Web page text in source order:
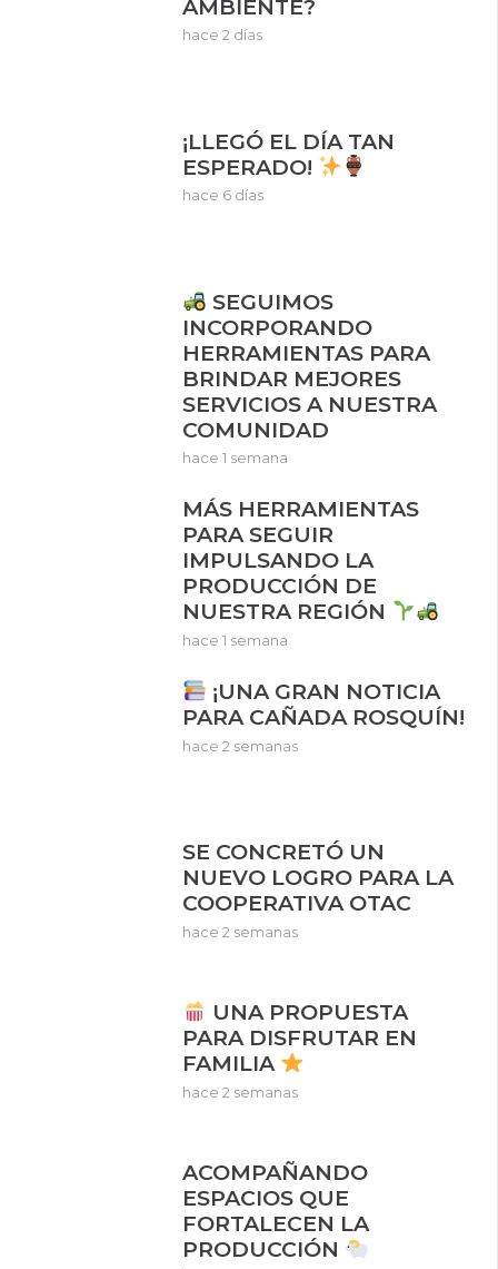
AMBIENTE?
hace 2 días
¡LLEGÓ EL DÍA TAN
ESPERADO!
hace 6 días
SEGUIMOS
INCORPORANDO
HERRAMIENTAS PARA
BRINDAR MEJORES
SERVICIOS A NUESTRA
COMUNIDAD
hace 1 semana
MÁS HERRAMIENTAS
PARA SEGUIR
IMPULSANDO LA
PRODUCCIÓN DE
NUESTRA REGIÓN
hace 1 semana
¡UNA GRAN NOTICIA
PARA CAÑADA ROSQUÍN!
hace 2 semanas
SE CONCRETÓ UN
NUEVO LOGRO PARA LA
COOPERATIVA OTAC
hace 2 semanas
UNA PROPUESTA
PARA DISFRUTAR EN
FAMILIA
hace 2 semanas
ACOMPAÑANDO
ESPACIOS QUE
FORTALECEN LA
PRODUCCIÓN